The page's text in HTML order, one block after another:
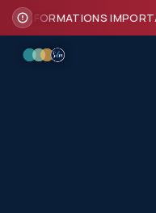
INFORMATIONS